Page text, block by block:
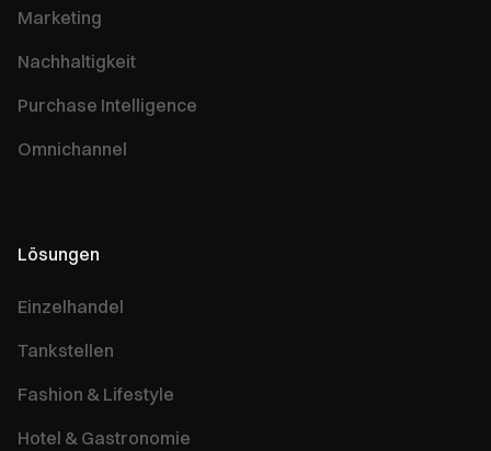
Marketing
Nachhaltigkeit
Purchase Intelligence
Omnichannel
Lösungen
Einzelhandel
Tankstellen
Fashion & Lifestyle
Hotel & Gastronomie